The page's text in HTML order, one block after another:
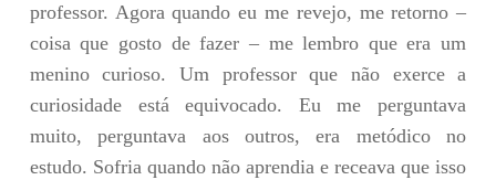
professor. Agora quando eu me revejo, me retorno –
coisa que gosto de fazer – me lembro que era um
menino curioso. Um professor que não exerce a
curiosidade está equivocado. Eu me perguntava
muito, perguntava aos outros, era metódico no
estudo. Sofria quando não aprendia e receava que isso